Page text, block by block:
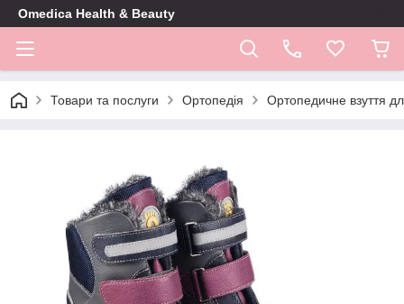
Omedica Health & Beauty
Товари та послуги Ортопедія Ортопедичне взуття